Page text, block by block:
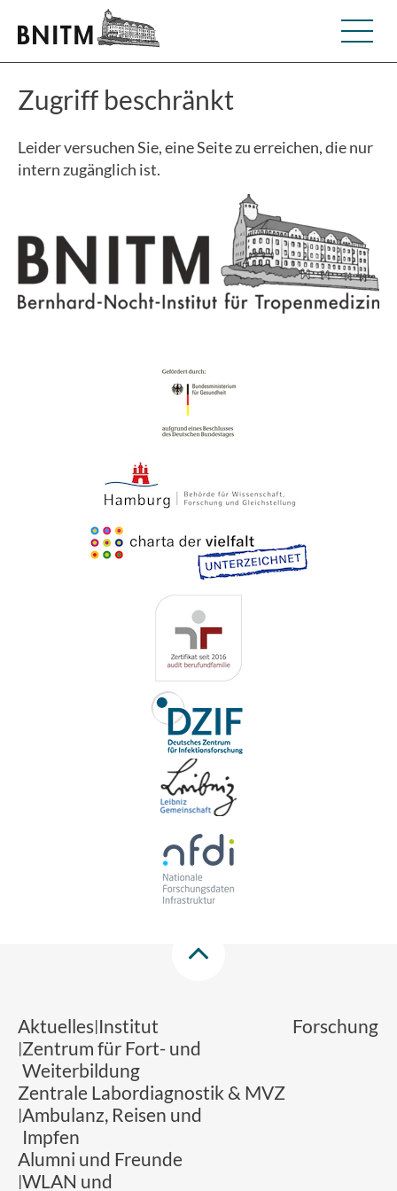
Zugriff beschränkt
Leider versuchen Sie, eine Seite zu erreichen, die nur
intern zugänglich ist.
Aktuelles Institut
Forschung
Zentrum für Fort- und
Weiterbildung
Zentrale Labordiagnostik & MVZ
Ambulanz, Reisen und
Impfen
Alumni und Freunde
WLAN und